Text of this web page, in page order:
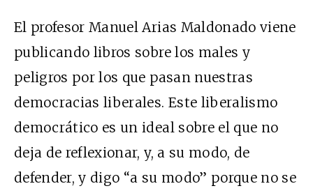
El profesor Manuel Arias Maldonado viene
publicando libros sobre los males y
peligros por los que pasan nuestras
democracias liberales. Este liberalismo
democrático es un ideal sobre el que no
deja de reflexionar, y, a su modo, de
defender, y digo “a su modo” porque no se